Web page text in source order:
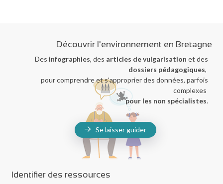
Découvrir l'environnement en Bretagne
Des infographies, des articles de vulgarisation et des
dossiers pédagogiques,
pour comprendre et s'approprier des données, parfois
complexes
pour les non spécialistes.
Se laisser guider
Identifier des ressources